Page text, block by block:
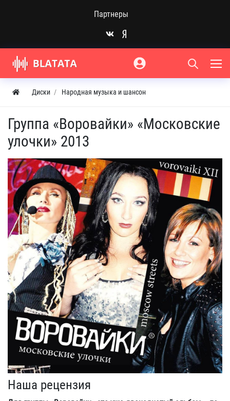
Партнеры
Диски Народная музыка и шансон
Группа «Воровайки» «Московские
улочки» 2013
Наша рецензия